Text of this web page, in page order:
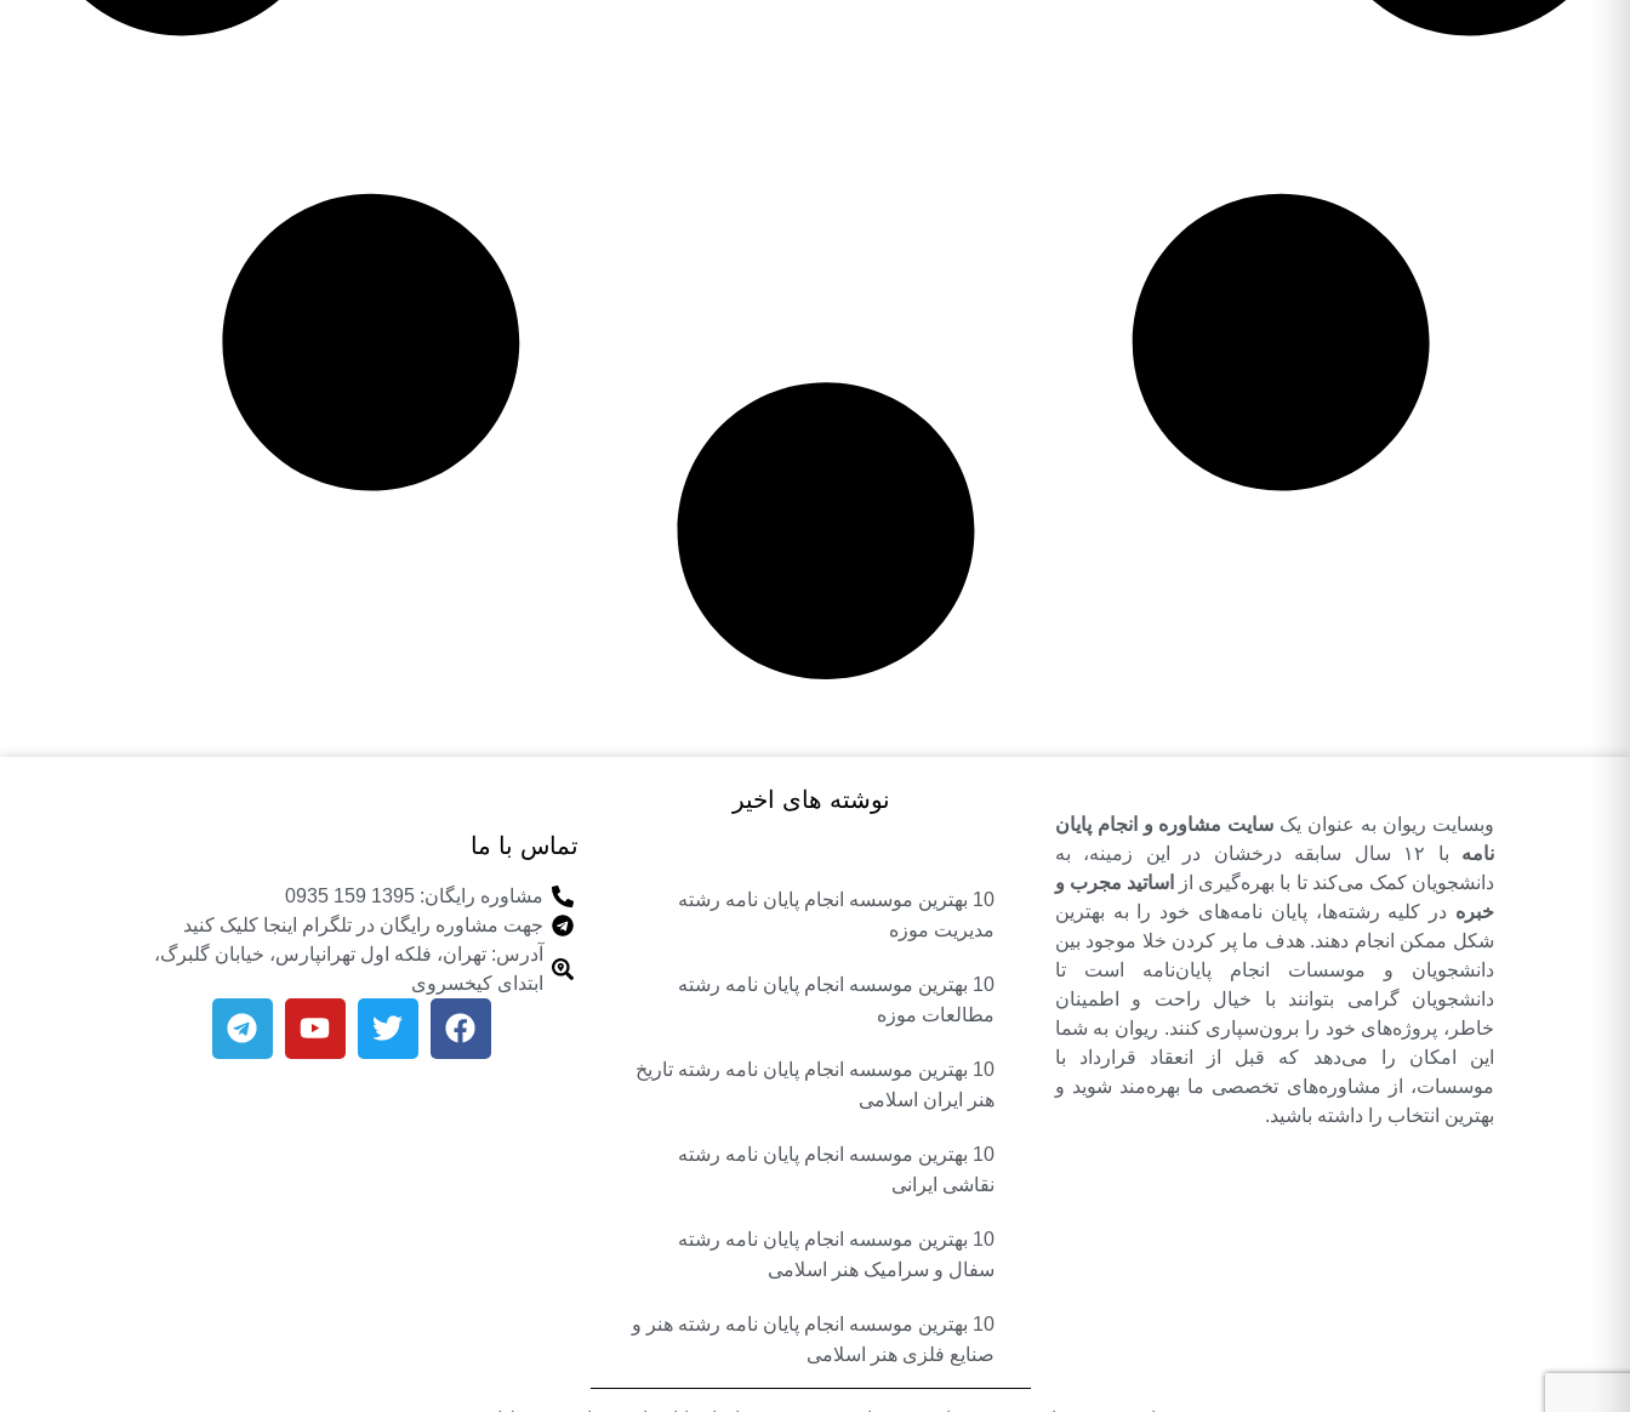
وبسایت ریوان به عنوان یک سایت مشاوره و انجام پایان
نامه
با ۱۲ سال سابقه درخشان در این زمینه، به
دانشجویان کمک می‌کند تا با بهره‌گیری از
اساتید مجرب و
خبره در کلیه رشته‌ها، پایان نامه‌های خود را به بهترین
شکل ممکن انجام دهند. هدف ما پر کردن خلا موجود بین
دانشجویان و موسسات انجام پایان‌نامه است تا
دانشجویان گرامی بتوانند با خیال راحت و اطمینان
خاطر، پروژه‌های خود را برون‌سپاری کنند. ریوان به شما
این امکان را می‌دهد که قبل از انعقاد قرارداد با
موسسات، از مشاوره‌های تخصصی ما بهره‌مند شوید و
بهترین انتخاب را داشته باشید.
نوشته های اخیر
10 بهترین موسسه انجام پایان نامه رشته
مدیریت موزه
10 بهترین موسسه انجام پایان نامه رشته
مطالعات موزه
10 بهترین موسسه انجام پایان نامه رشته تاریخ
هنر ایران اسلامی
10 بهترین موسسه انجام پایان نامه رشته
نقاشی ایرانی
10 بهترین موسسه انجام پایان نامه رشته
سفال و سرامیک هنر اسلامی
10 بهترین موسسه انجام پایان نامه رشته هنر و
صنایع فلزی هنر اسلامی
تماس با ما
مشاوره رایگان: 1395 159 0935
جهت مشاوره رایگان در تلگرام اینجا کلیک کنید
آدرس: تهران، فلکه اول تهرانپارس، خیابان گلبرگ،
ابتدای کیخسروی